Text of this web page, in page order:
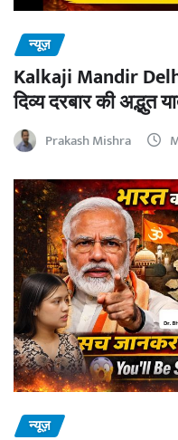
न्यूज़
Kalkaji Mandir
दिव्य दरबार की अद्भुत
Prakash Mishra
न्यूज़